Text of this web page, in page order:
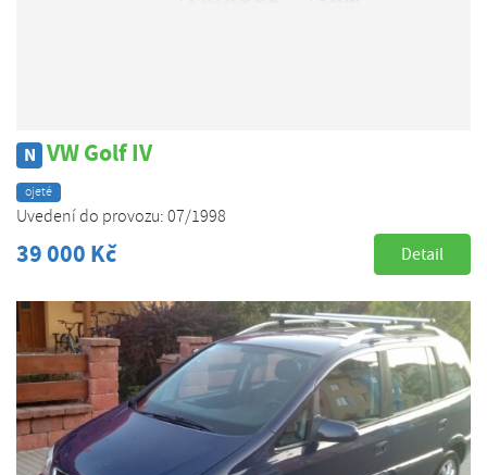
N VW Golf IV
ojeté
Uvedení do provozu: 07/1998
39 000 Kč Detail